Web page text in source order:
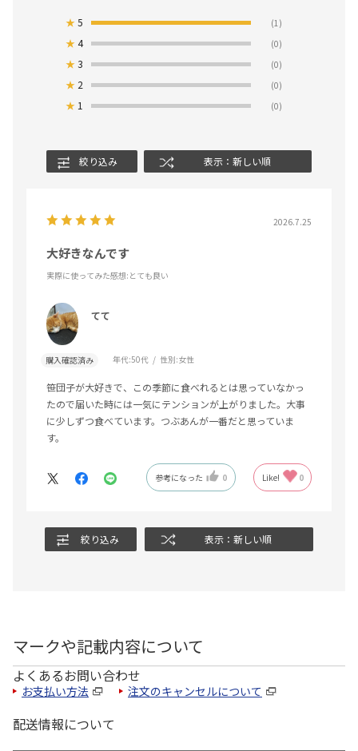
★5 (1)
★4 (0)
★3 (0)
★ 2 (0)
★ 1 (0)
絞り込み 表示：新しい順
2026.7.25
大好きなんです
実際に使ってみた感想:とても良い
てて
購入確認済み 年代:50代 性別:女性
笹団子が大好きで、この季節に食べれるとは思っていなかっ
たので届いた時には一気にテンションが上がりました。大事
に少しずつ食べています。つぶあんが一番だと思っていま
す。
参考になった 0 Like! 0
絞り込み 表示：新しい順
マークや記載内容について
よくあるお問い合わせ
お支払い方法 注文のキャンセルについて
配送情報について